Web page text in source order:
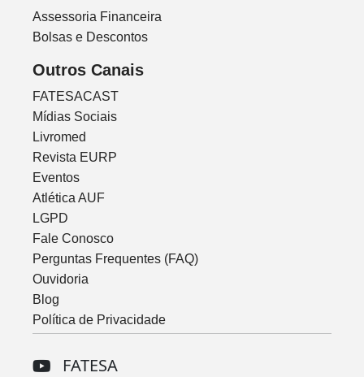
Assessoria Financeira
Bolsas e Descontos
Outros Canais
FATESACAST
Mídias Sociais
Livromed
Revista EURP
Eventos
Atlética AUF
LGPD
Fale Conosco
Perguntas Frequentes (FAQ)
Ouvidoria
Blog
Política de Privacidade
FATESA